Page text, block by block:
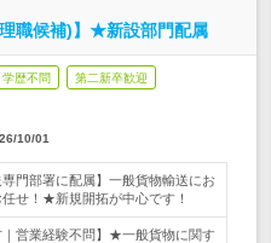
職候補)】★新設部門配属
学歴不問 第二新卒歓迎
10/01
門部署に配属】一般貨物輸送にお
せ！★新規開拓が中心です！
｜営業経験不問】★一般貨物に関す